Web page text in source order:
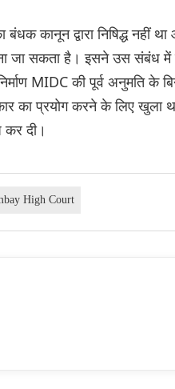
कानून द्वारा निषिद्ध नहीं
जा सकता है। इसने उस संबंध
MIDC की पूर्व अनुमति के
का प्रयोग करने के लिए खुला
कर दी।
High Court